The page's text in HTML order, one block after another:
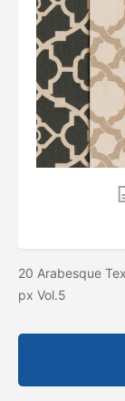
20 Arabesque
px Vol.5